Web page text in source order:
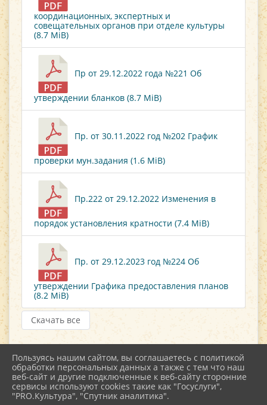
координационных, экспертных и
совещательных органов при отделе культуры
(8.7 MiB)
Пр от 29.12.2022 года №221 Об
утверждении бланков (8.7 MiB)
Пр. от 30.11.2022 год №202 График
проверки мун.задания (1.6 MiB)
Пр.222 от 29.12.2022 Изменения в
порядок установления кратности (7.4 MiB)
Пр. от 29.12.2023 год №224 Об
утверждении Графика предоставления планов
(8.2 MiB)
Скачать все
2026 г. kultstar.ru
Вход
Карта сайта
Пользуясь нашим сайтом, вы соглашаетесь с политикой
обработки персональных данных а также с тем что наш
веб-сайт и другие подключенные к веб-сайту сторонние
сервисы используют cookies такие как "Госуслуги",
"PRO.Культура", "Спутник аналитика".